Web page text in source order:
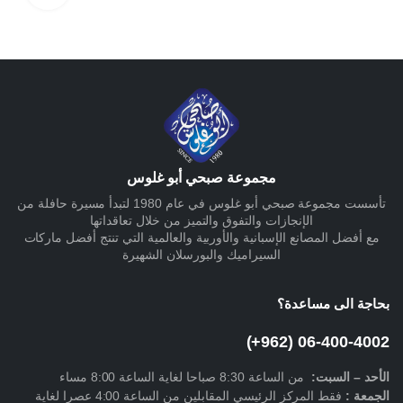
مجموعة صبحي أبو غلوس
تأسست مجموعة صبحي أبو غلوس في عام 1980 لتبدأ مسيرة حافلة من
الإنجازات والتفوق والتميز من خلال تعاقداتها
مع أفضل المصانع الإسبانية والأوربية والعالمية التي تنتج أفضل ماركات
السيراميك والبورسلان الشهيرة
بحاجة الى مساعدة؟
06-400-4002 (962+)
الأحد – السبت: من الساعة 8:30 صباحا لغاية الساعة 8:00 مساء
الجمعة :
فقط المركز الرئيسي المقابلين من الساعة 4:00 عصرا لغاية